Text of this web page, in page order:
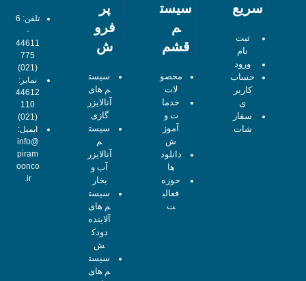
سریع
ثبت
نام
ورود
حساب
کاربر
ی
سفار
شات
سیست
م
قشم
محصو
لات
خدما
ت و
آموز
ش
دانلود
ها
حوزه
فعالی
ت
پر
فرو
ش
سیست
م های
آنالایزر
گازی
سیست
م
آنالایزر
آب و
بخار
سیست
م های
آلاینده
دودک
ش
سیست
م های
تلفن: 6
-
44611
775
(021)
نمابر:
44612
110
(021)
ایمیل:
info@
piram
oonco
.ir